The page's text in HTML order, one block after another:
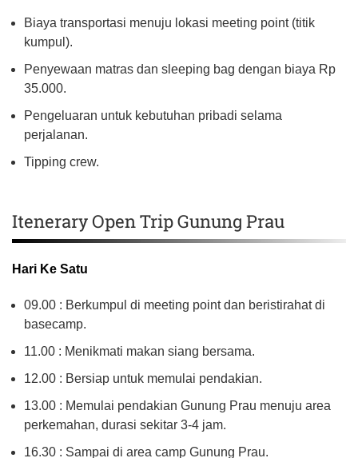
Biaya transportasi menuju lokasi meeting point (titik
kumpul).
Penyewaan matras dan sleeping bag dengan biaya Rp
35.000.
Pengeluaran untuk kebutuhan pribadi selama
perjalanan.
Tipping crew.
Itenerary Open Trip Gunung Prau
Hari Ke Satu
09.00 : Berkumpul di meeting point dan beristirahat di
basecamp.
11.00 : Menikmati makan siang bersama.
12.00 : Bersiap untuk memulai pendakian.
13.00 : Memulai pendakian Gunung Prau menuju area
perkemahan, durasi sekitar 3-4 jam.
16.30 : Sampai di area camp Gunung Prau.